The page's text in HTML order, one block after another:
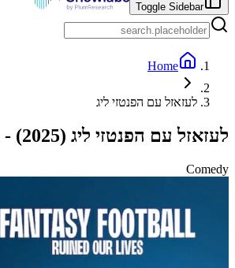
Toggle Sidebar
Home
לעזאזל עם הפנטזי ליג
לעזאזל עם הפנטזי ליג (
2025
) -
Comedy